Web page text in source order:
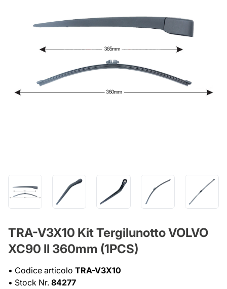
TRA-V3X10 Kit Tergilunotto VOLVO
XC90 II 360mm (1PCS)
• Codice articolo TRA-V3X10
• Stock Nr. 84277